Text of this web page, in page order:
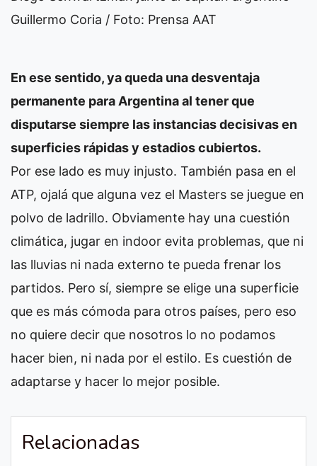
Guillermo Coria / Foto: Prensa AAT
En ese sentido, ya queda una desventaja
permanente para Argentina al tener que
disputarse siempre las instancias decisivas en
superficies rápidas y estadios cubiertos.
Por ese lado es muy injusto. También pasa en el
ATP, ojalá que alguna vez el Masters se juegue en
polvo de ladrillo. Obviamente hay una cuestión
climática, jugar en indoor evita problemas, que ni
las lluvias ni nada externo te pueda frenar los
partidos. Pero sí, siempre se elige una superficie
que es más cómoda para otros países, pero eso
no quiere decir que nosotros lo no podamos
hacer bien, ni nada por el estilo. Es cuestión de
adaptarse y hacer lo mejor posible.
Relacionadas